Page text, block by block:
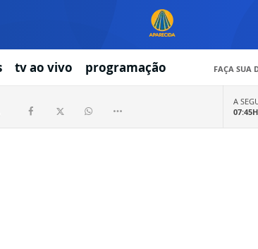
tv ao vivo programação FAÇA SUA
A